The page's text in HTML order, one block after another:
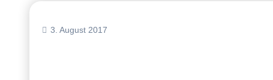
3. August 2017